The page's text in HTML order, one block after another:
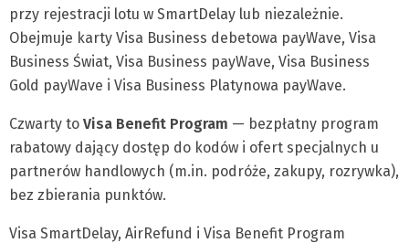
przy rejestracji lotu w SmartDelay lub niezależnie.
Obejmuje karty Visa Business debetowa payWave, Visa
Business Świat, Visa Business payWave, Visa Business
Gold payWave i Visa Business Platynowa payWave.
Czwarty to Visa Benefit Program — bezpłatny program
rabatowy dający dostęp do kodów i ofert specjalnych u
partnerów handlowych (m.in. podróże, zakupy, rozrywka),
bez zbierania punktów.
Visa SmartDelay, AirRefund i Visa Benefit Program